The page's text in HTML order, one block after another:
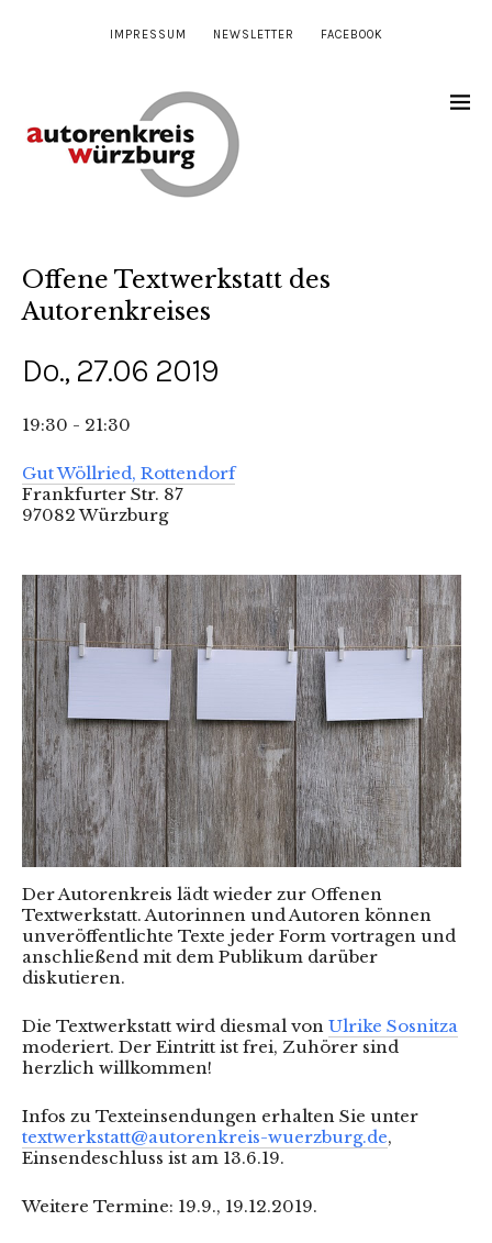
IMPRESSUM NEWSLETTER FACEBOOK
Offene Textwerkstatt des
Autorenkreises
Do., 27.06 2019
19:30 - 21:30
Gut Wöllried, Rottendorf
Frankfurter Str. 87
97082 Würzburg
Der Autorenkreis lädt wieder zur Offenen
Textwerkstatt. Autorinnen und Autoren können
unveröffentlichte Texte jeder Form vortragen und
anschließend mit dem Publikum darüber
diskutieren.
Die Textwerkstatt wird diesmal von Ulrike Sosnitza
moderiert. Der Eintritt ist frei, Zuhörer sind
herzlich willkommen!
Infos zu Texteinsendungen erhalten Sie unter
textwerkstatt@autorenkreis-wuerzburg.de,
Einsendeschluss ist am 13.6.19.
Weitere Termine: 19.9., 19.12.2019.